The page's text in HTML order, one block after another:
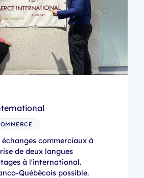
échanges commerciaux à
de deux langues
à l'international.
Québécois possible.